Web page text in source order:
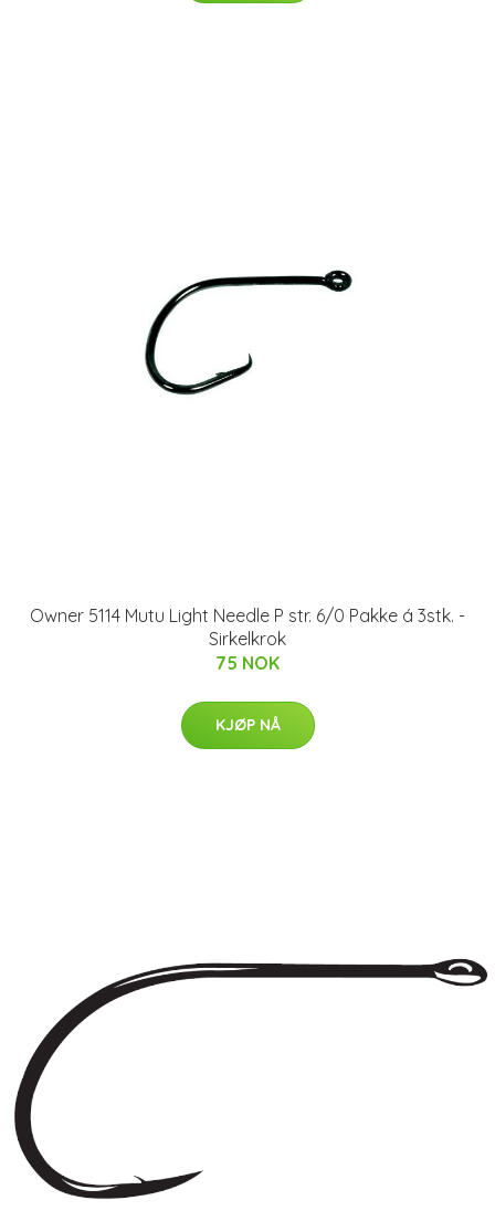
Owner 5114 Mutu Light Needle P str. 6/0 Pakke á 3stk. -
Sirkelkrok
75 NOK
KJØP NÅ